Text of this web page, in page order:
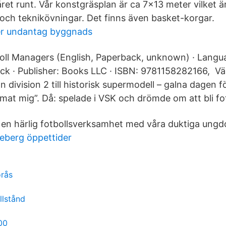
runt. Vår konstgräsplan är ca 7×13 meter vilket
teknikövningar. Det finns även basket-korgar.
undantag byggnads
Managers (English, Paperback, unknown) ·
· Publisher: Books LLC · ISBN: 9781158282166,
division 2 till historisk supermodell – galna dagen
mig”. Då: spelade i VSK och drömde om att bli
härlig fotbollsverksamhet med våra duktiga
öppettider